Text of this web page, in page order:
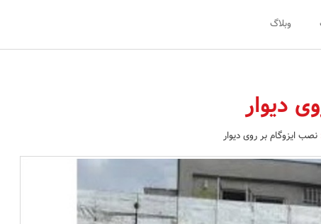
وبلاگ
دیوار
نصب ایزوگام بر روی دیوار